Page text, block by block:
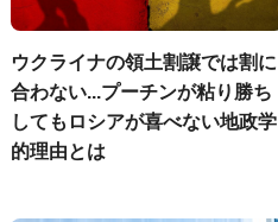
ウクライナの領土割譲では割に
合わない...プーチンが粘り勝ち
してもロシアが喜べない地政学
的理由とは